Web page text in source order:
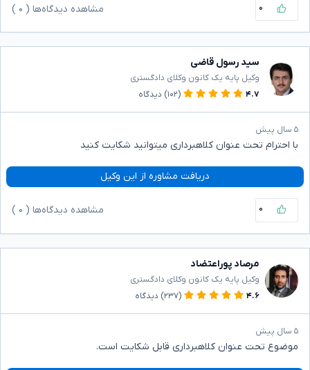
۰ مشاهده دیدگاه‌ها ( ۰
سید رسول قاضی
وکیل پایه یک کانون وکلای دادگستری
۴.۷
(۱۰۲) دیدگاه
۵ سال پیش
با احترام تحت عنوان کلاهبرداری میتوانید شکایت کنید
دریافت مشاوره از این وکیل
۰ مشاهده دیدگاه‌ها ( ۰
مرصاد پوراعتضاد
وکیل پایه یک کانون وکلای دادگستری
۴.۶
(۲۳۷) دیدگاه
۵ سال پیش
موضوع تحت عنوان کلاهبرداری قابل شکایت است.